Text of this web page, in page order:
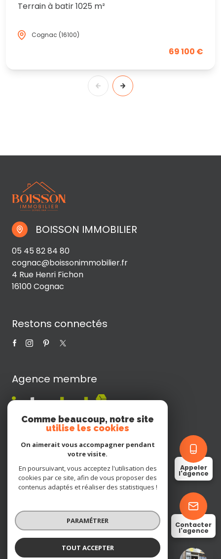
BOISSON IMMOBILIER
Appeler
l'agence
Contacter
l'agence
Terrain à batir 1025 m²
Cognac (16100)
69 100 €
BOISSON IMMOBILIER
05 45 82 84 80
cognac@boissonimmobilier.fr
4 Rue Henri Fichon
16100 Cognac
Restons connectés
Agence membre
Adhérents
Nos honoraires
Nos partenaires
Comme beaucoup, notre site
utilise les cookies
On aimerait vous accompagner pendant
votre visite.
En poursuivant, vous acceptez l'utilisation des
cookies par ce site, afin de vous proposer des
contenus adaptés et réaliser des statistiques !
PARAMÉTRER
TOUT ACCEPTER